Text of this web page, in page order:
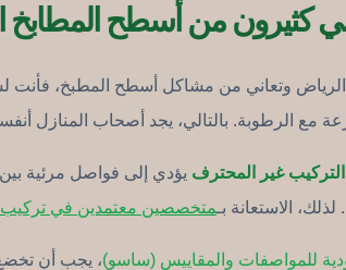
كثيرون من أسطح المطابخ
وتعاني من مشاكل أسطح المطبخ،
مع الرطوبة. بالتالي، يجد أصحاب المنازل
التركيب غير المحترف يؤدي إلى فواصل مرئية
لذلك، الاستعانة بـمتخصصين معتمدين في تركيب
للمواصفات والمقاييس (ساسو)، يجب أن